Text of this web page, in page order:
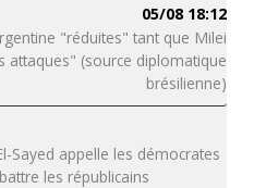
05/08 18:12
"réduites" tant que Milei
attaques" (source diplomatique
brésilienne)
Sayed appelle les démocrates
les républicains